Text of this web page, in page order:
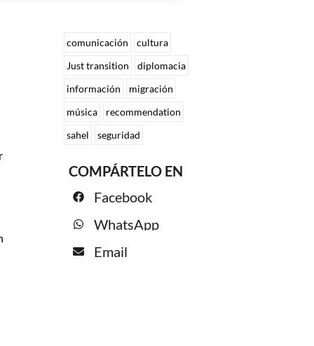
comunicación
cultura
Just transition
diplomacia
información
migración
música
recommendation
sahel
seguridad
COMPÁRTELO EN
Facebook
WhatsApp
Email